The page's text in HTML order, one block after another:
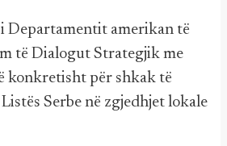
Departamentit amerikan të
të Dialogut Strategjik me
konkretisht për shkak të
Serbe në zgjedhjet lokale